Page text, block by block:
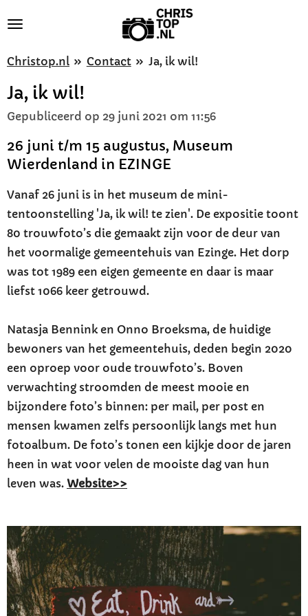
naar
hoofdinhoud
Christop.nl » Contact » Ja, ik wil!
Ja, ik wil!
Gepubliceerd op 29 juni 2021 om 11:56
26 juni t/m 15 augustus, Museum
Wierdenland in EZINGE
Vanaf 26 juni is in het museum de mini-
tentoonstelling 'Ja, ik wil! te zien'. De expositie toont
80 trouwfoto’s die gemaakt zijn voor de deur van
het voormalige gemeentehuis van Ezinge. Het dorp
was tot 1989 een eigen gemeente en daar is maar
liefst 1066 keer getrouwd.
Natasja Bennink en Onno Broeksma, de huidige
bewoners van het gemeentehuis, deden begin 2020
een oproep voor oude trouwfoto’s. Boven
verwachting stroomden de meest mooie en
bijzondere foto’s binnen: per mail, per post en
mensen kwamen zelfs persoonlijk langs met hun
fotoalbum. De foto’s tonen een kijkje door de jaren
heen in wat voor velen de mooiste dag van hun
leven was. Website>>